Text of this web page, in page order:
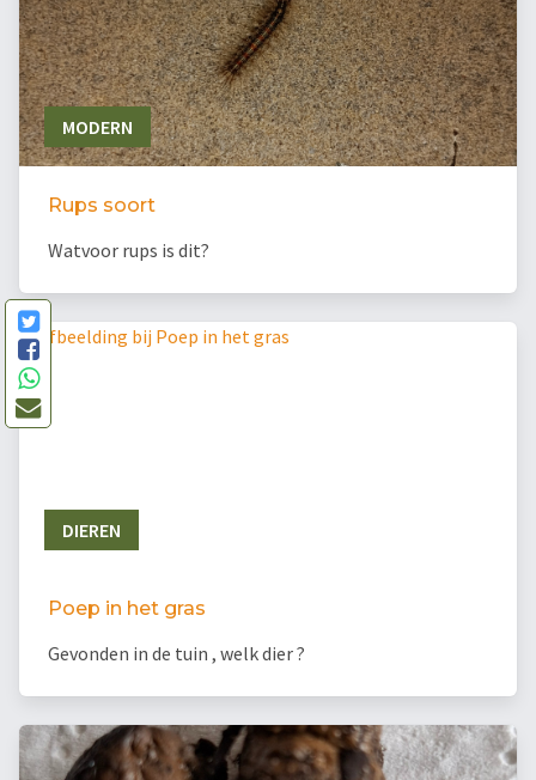
MODERN
Rups soort
Watvoor rups is dit?
DIEREN
Poep in het gras
Gevonden in de tuin , welk dier ?